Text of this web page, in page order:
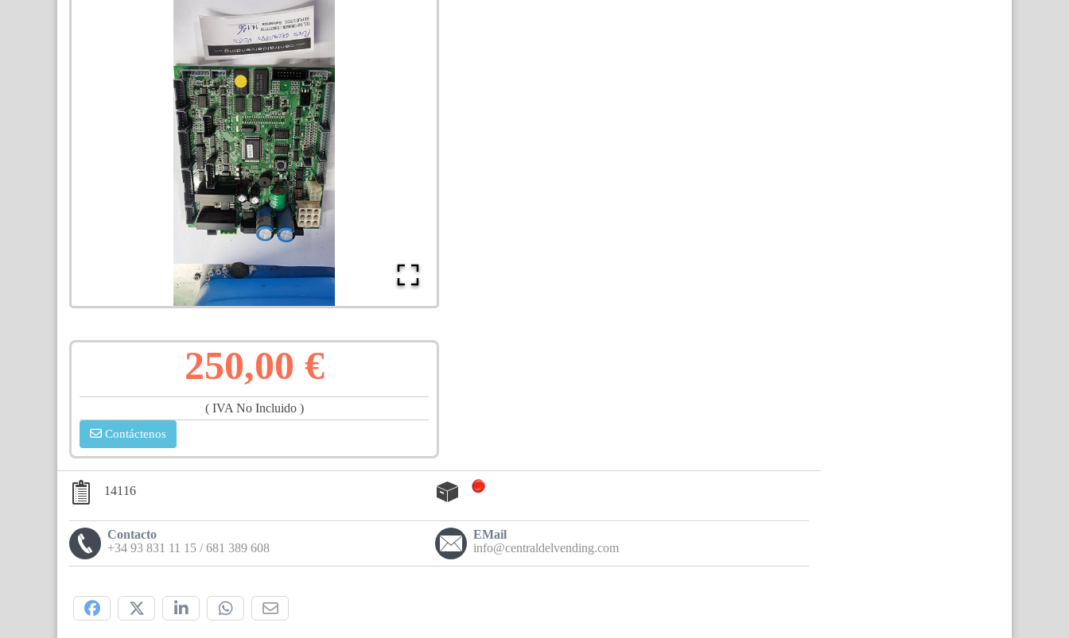
250,00 €
( IVA No Incluido )
Contáctenos
14116
Contacto
+34 93 831 11 15 / 681 389 608
EMail
info@centraldelvending.com